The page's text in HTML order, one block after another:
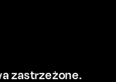
zastrzeżone.